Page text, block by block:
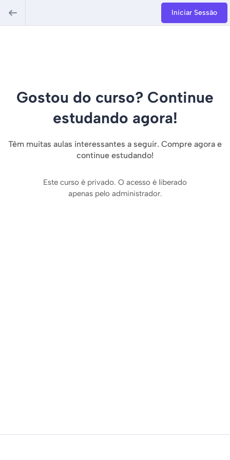
Iniciar Sessão
Gostou do curso? Continue
estudando agora!
Têm muitas aulas interessantes a seguir. Compre agora e
continue estudando!
Este curso é privado. O acesso é liberado
apenas pelo administrador.